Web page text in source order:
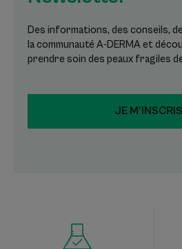
Des informations, des conseils,
la communauté A-DERMA et
prendre soin des peaux fragiles
JE M'INSCRIS